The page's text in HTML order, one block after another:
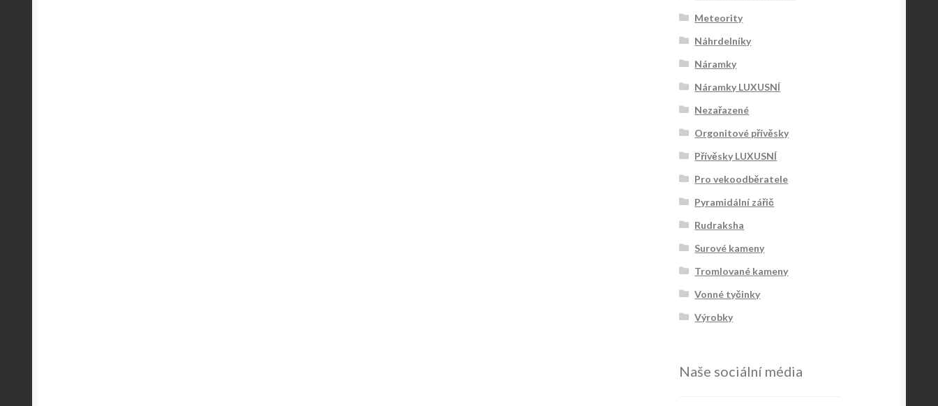
Meteority
Náhrdelníky
Náramky
Náramky LUXUSNÍ
Nezařazené
Orgonitové přívěsky
Přívěsky LUXUSNÍ
Pro vekoodběratele
Pyramidální zářič
Rudraksha
Surové kameny
Tromlované kameny
Vonné tyčinky
Výrobky
Naše sociální média